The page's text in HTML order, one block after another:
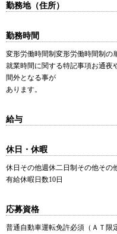
勤務地（住所）
勤務時間
変形労働時間制変形労働時間制の
就業時間に関する特記事項お通夜
間外となる事が
あります。
給与
休日・休暇
休日その他週休二日制その他その
有給休暇日数10日
応募資格
普通自動車運転免許必須（ＡＴ限